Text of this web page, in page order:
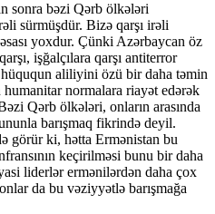
sonra bəzi Qərb ölkələri
sürmüşdür. Bizə qarşı irəli
yoxdur. Çünki Azərbaycan öz
işğalçılara qarşı antiterror
aliliyini özü bir daha təmin
normalara riayət edərək
Qərb ölkələri, onların arasında
barışmaq fikrində deyil.
görür ki, hətta Ermənistan bu
keçirilməsi bunu bir daha
liderlər ermənilərdən daha çox
da bu vəziyyətlə barışmağa